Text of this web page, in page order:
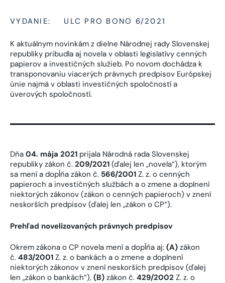
VYDANIE: ULC PRO BONO 6/2021
K aktuálnym novinkám z dielne Národnej rady Slovenskej
republiky pribudla aj novela v oblasti legislatívy cenných
papierov a investičných služieb. Po novom dochádza k
transponovaniu viacerých právnych predpisov Európskej
únie najmä v oblasti investičných spoločností a
úverových spoločností.
Dňa 04. mája 2021 prijala Národná rada Slovenskej
republiky zákon č. 209/2021 (ďalej len „novela“), ktorým
sa mení a dopĺňa zákon č. 566/2001 Z. z. o cenných
papieroch a investičných službách a o zmene a doplnení
niektorých zákonov (zákon o cenných papieroch) v znení
neskorších predpisov (ďalej len „zákon o CP“).
Prehľad novelizovaných právnych predpisov
Okrem zákona o CP novela mení a dopĺňa aj: (A) zákon
č. 483/2001 Z. z. o bankách a o zmene a doplnení
niektorých zákonov v znení neskorších predpisov (ďalej
len „zákon o bankách“), (B) zákon č. 429/2002 Z. z. o